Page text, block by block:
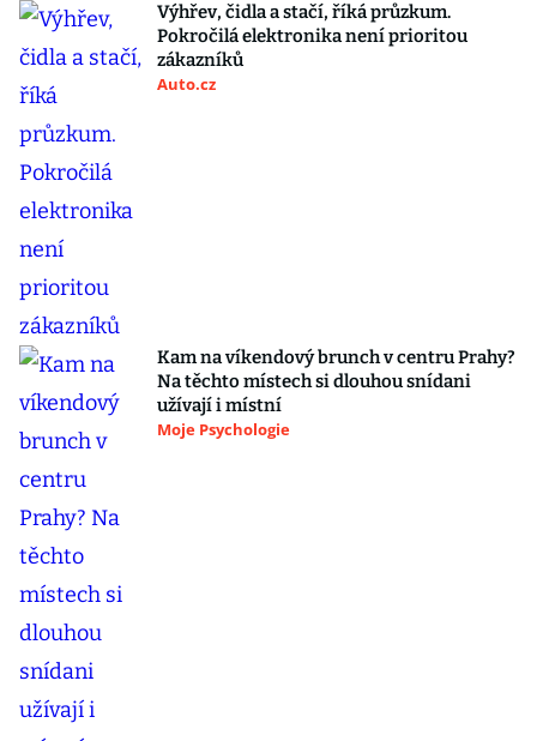
Výhřev, čidla a stačí, říká průzkum.
Pokročilá elektronika není prioritou
zákazníků
Auto.cz
Kam na víkendový brunch v centru Prahy?
Na těchto místech si dlouhou snídani
užívají i místní
Moje Psychologie